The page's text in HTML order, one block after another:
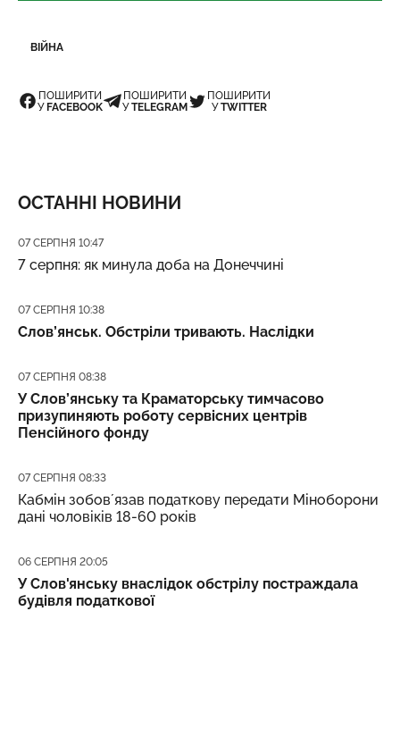
ВІЙНА
ПОШИРИТИ
У FACEBOOK
ПОШИРИТИ
УTELEGRAM
ПОШИРИТИ
УTWITTER
ОСТАННІ НОВИНИ
Дата публікації
07 СЕРПНЯ 10:47
7 серпня: як минула доба на Донеччині
Дата публікації
07 СЕРПНЯ 10:38
Слов’янськ. Обстріли тривають. Наслідки
Дата публікації
07 СЕРПНЯ 08:38
У Слов’янську та Краматорську тимчасово
призупиняють роботу сервісних центрів
Пенсійного фонду
Дата публікації
07 СЕРПНЯ 08:33
Кабмін зобовʼязав податкову передати Міноборони
дані чоловіків 18-60 років
Дата публікації
06 СЕРПНЯ 20:05
У Слов'янську внаслідок обстрілу постраждала
будівля податкової